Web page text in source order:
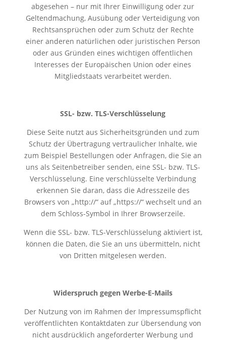
abgesehen – nur mit Ihrer Einwilligung oder zur
Geltendmachung, Ausübung oder Verteidigung von
Rechtsansprüchen oder zum Schutz der Rechte
einer anderen natürlichen oder juristischen Person
oder aus Gründen eines wichtigen öffentlichen
Interesses der Europäischen Union oder eines
Mitgliedstaats verarbeitet werden.
SSL- bzw. TLS-Verschlüsselung
Diese Seite nutzt aus Sicherheitsgründen und zum
Schutz der Übertragung vertraulicher Inhalte, wie
zum Beispiel Bestellungen oder Anfragen, die Sie an
uns als Seitenbetreiber senden, eine SSL- bzw. TLS-
Verschlüsselung. Eine verschlüsselte Verbindung
erkennen Sie daran, dass die Adresszeile des
Browsers von „http://“ auf „https://“ wechselt und an
dem Schloss-Symbol in Ihrer Browserzeile.
Wenn die SSL- bzw. TLS-Verschlüsselung aktiviert ist,
können die Daten, die Sie an uns übermitteln, nicht
von Dritten mitgelesen werden.
Widerspruch gegen Werbe-E-Mails
Der Nutzung von im Rahmen der Impressumspflicht
veröffentlichten Kontaktdaten zur Übersendung von
nicht ausdrücklich angeforderter Werbung und